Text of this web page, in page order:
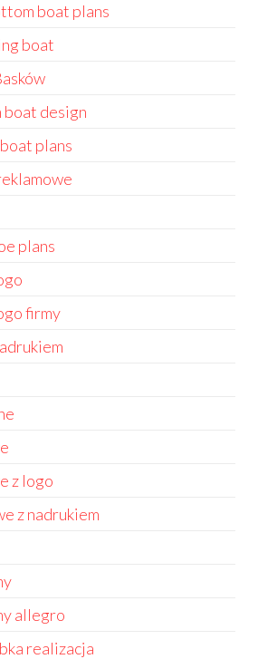
boat plans
boat
boat design
plans
plans
firmy
z logo
z nadrukiem
allegro
realizacja